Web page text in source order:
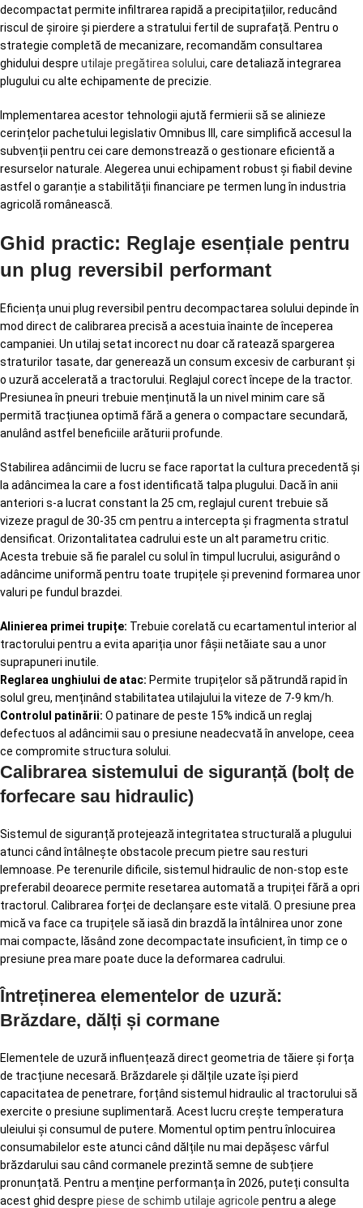
decompactat permite infiltrarea rapidă a precipitațiilor, reducând
riscul de șiroire și pierdere a stratului fertil de suprafață. Pentru o
strategie completă de mecanizare, recomandăm consultarea
ghidului despre utilaje pregătirea solului, care detaliază integrarea
plugului cu alte echipamente de precizie.
Implementarea acestor tehnologii ajută fermierii să se alinieze
cerințelor pachetului legislativ Omnibus III, care simplifică accesul la
subvenții pentru cei care demonstrează o gestionare eficientă a
resurselor naturale. Alegerea unui echipament robust și fiabil devine
astfel o garanție a stabilității financiare pe termen lung în industria
agricolă românească.
Ghid practic: Reglaje esențiale pentru
un plug reversibil performant
Eficiența unui plug reversibil pentru decompactarea solului depinde în
mod direct de calibrarea precisă a acestuia înainte de începerea
campaniei. Un utilaj setat incorect nu doar că ratează spargerea
straturilor tasate, dar generează un consum excesiv de carburant și
o uzură accelerată a tractorului. Reglajul corect începe de la tractor.
Presiunea în pneuri trebuie menținută la un nivel minim care să
permită tracțiunea optimă fără a genera o compactare secundară,
anulând astfel beneficiile arăturii profunde.
Stabilirea adâncimii de lucru se face raportat la cultura precedentă și
la adâncimea la care a fost identificată talpa plugului. Dacă în anii
anteriori s-a lucrat constant la 25 cm, reglajul curent trebuie să
vizeze pragul de 30-35 cm pentru a intercepta și fragmenta stratul
densificat. Orizontalitatea cadrului este un alt parametru critic.
Acesta trebuie să fie paralel cu solul în timpul lucrului, asigurând o
adâncime uniformă pentru toate trupițele și prevenind formarea unor
valuri pe fundul brazdei.
Alinierea primei trupițe: Trebuie corelată cu ecartamentul interior al
tractorului pentru a evita apariția unor fâșii netăiate sau a unor
suprapuneri inutile.
Reglarea unghiului de atac: Permite trupițelor să pătrundă rapid în
solul greu, menținând stabilitatea utilajului la viteze de 7-9 km/h.
Controlul patinării: O patinare de peste 15% indică un reglaj
defectuos al adâncimii sau o presiune neadecvată în anvelope, ceea
ce compromite structura solului.
Calibrarea sistemului de siguranță (bolț de
forfecare sau hidraulic)
Sistemul de siguranță protejează integritatea structurală a plugului
atunci când întâlnește obstacole precum pietre sau resturi
lemnoase. Pe terenurile dificile, sistemul hidraulic de non-stop este
preferabil deoarece permite resetarea automată a trupiței fără a opri
tractorul. Calibrarea forței de declanșare este vitală. O presiune prea
mică va face ca trupițele să iasă din brazdă la întâlnirea unor zone
mai compacte, lăsând zone decompactate insuficient, în timp ce o
presiune prea mare poate duce la deformarea cadrului.
Întreținerea elementelor de uzură:
Brăzdare, dălți și cormane
Elementele de uzură influențează direct geometria de tăiere și forța
de tracțiune necesară. Brăzdarele și dălțile uzate își pierd
capacitatea de penetrare, forțând sistemul hidraulic al tractorului să
exercite o presiune suplimentară. Acest lucru crește temperatura
uleiului și consumul de putere. Momentul optim pentru înlocuirea
consumabilelor este atunci când dălțile nu mai depășesc vârful
brăzdarului sau când cormanele prezintă semne de subțiere
pronunțată. Pentru a menține performanța în 2026, puteți consulta
acest ghid despre piese de schimb utilaje agricole pentru a alege